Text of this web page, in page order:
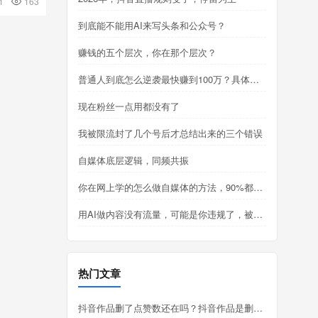
到底能不能用AI来写头条和公众号？
赚钱的五个层次，你在那个层次？
普通人到底怎么逆袭最快赚到100万？具体怎么做？
现在粉丝一点用都没有了
我被限流封了几个号后才总结出来的三个错误
自媒体底层逻辑，同频共振
你在网上学的怎么做自媒体的方法，90%都是错误的
用AI做内容没有流量，可能是你违规了，被限流
热门文章
抖音作品删了点赞数还在吗？抖音作品是删除好还是隐藏好？